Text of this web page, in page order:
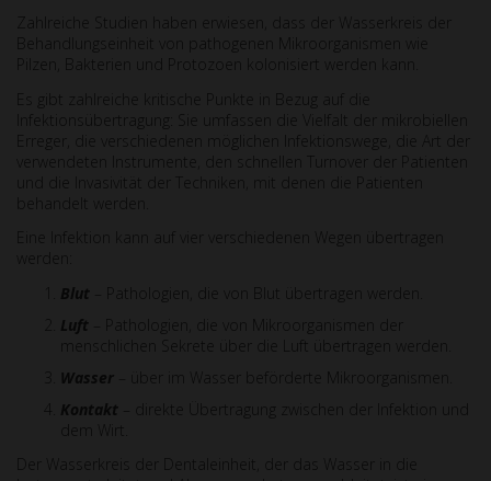
Zahlreiche Studien haben erwiesen, dass der Wasserkreis der
Behandlungseinheit von pathogenen Mikroorganismen wie
Pilzen, Bakterien und Protozoen kolonisiert werden kann.
Es gibt zahlreiche kritische Punkte in Bezug auf die
Infektionsübertragung: Sie umfassen die Vielfalt der mikrobiellen
Erreger, die verschiedenen möglichen Infektionswege, die Art der
verwendeten Instrumente, den schnellen Turnover der Patienten
und die Invasivität der Techniken, mit denen die Patienten
behandelt werden.
Eine Infektion kann auf vier verschiedenen Wegen übertragen
werden:
Blut
– Pathologien, die von Blut übertragen werden.
Luft
– Pathologien, die von Mikroorganismen der
menschlichen Sekrete über die Luft übertragen werden.
Wasser
– über im Wasser beförderte Mikroorganismen.
Kontakt
– direkte Übertragung zwischen der Infektion und
dem Wirt.
Der Wasserkreis der Dentaleinheit, der das Wasser in die